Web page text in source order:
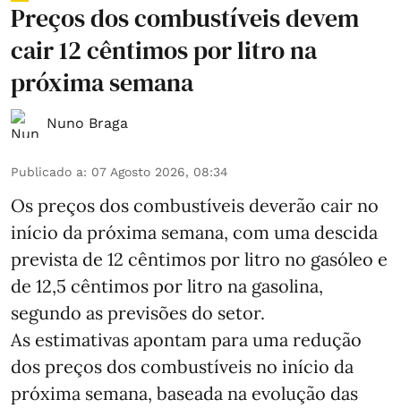
Preços dos combustíveis devem
cair 12 cêntimos por litro na
próxima semana
Nuno Braga
Publicado a: 07 Agosto 2026, 08:34
Os preços dos combustíveis deverão cair no
início da próxima semana, com uma descida
prevista de 12 cêntimos por litro no gasóleo e
de 12,5 cêntimos por litro na gasolina,
segundo as previsões do setor.
As estimativas apontam para uma redução
dos preços dos combustíveis no início da
próxima semana, baseada na evolução das